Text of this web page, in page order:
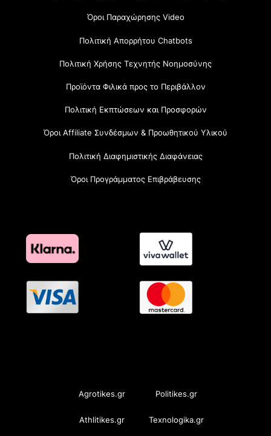
Όροι Παραχώρησης Video
Πολιτική Απορρήτου Chatbots
Πολιτική Χρήσης Τεχνητής Νοημοσύνης
Προϊόντα Φιλικά προς το Περιβάλλον
Πολιτική Εκπτώσεων και Προσφορών
Όροι Affiliate Συνδέσμων & Προωθητικού Υλικού
Πολιτική Διαφημιστικής Διαφάνειας
Όροι Προγράμματος Επιβράβευσης
Agrotikes.gr Politikes.gr
Athlitikes.gr Texnologika.gr